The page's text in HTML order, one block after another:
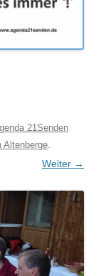
21Senden
Altenberge
Weiter →